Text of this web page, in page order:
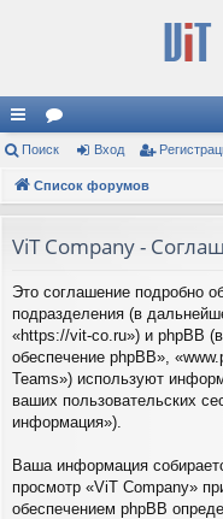
с
ы
и
ор
ум
Поиск Вход
Список форумов
ViT Company -
Это соглашение подробно
подразделения (в
«https://vit-co.ru») и phpBB
обеспечение phpBB»,
Teams») используют
ваших пользовательских
информация»).
Ваша информация
просмотр «ViT Company»
обеспечением phpBB